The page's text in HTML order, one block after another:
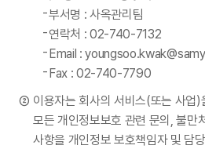
부서명 : 사옥관리팀
연락처 : 02-740-7132
Email :
Fax : 02-740-7790
이용자는 회사의 서비스(또는 사업
모든 개인정보보호 관련 문의, 불만
사항을 개인정보 보호책임자 및 담